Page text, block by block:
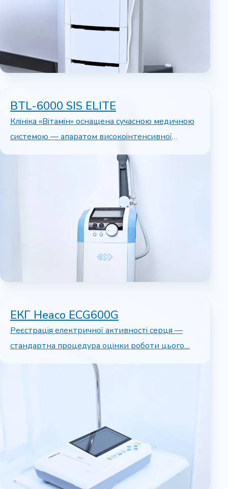
BTL-6000 SIS ELITE
Клініка «Вітамін» оснащена сучасною медичною
системою — апаратом високоінтенсивної
магнітотерапії…
ЕКГ Heaco ECG600G
Реєстрація електричної активності серця —
стандартна процедура оцінки роботи цього…